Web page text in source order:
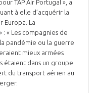
TAP Air Portugal », a
à elle d’acquérir la
Europa. La
« Les compagnies de
pandémie ou la guerre
mieux armées
étaient dans un groupe
du transport aérien au